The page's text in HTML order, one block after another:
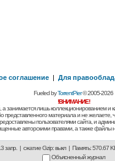
соглашение | Для
Fueled byTorrentPier© 2005-2026
!ВНИМАНИЕ!
а занимается лишь коллекционированием
представленного материала и не
пользователями сайта, и
авторскими правами, а также файлы
запр. | сжатие Gzip: выкл | Память: 570.67
Объясненный журнал